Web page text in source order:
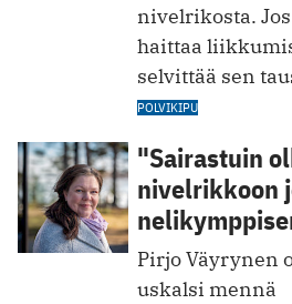
nivelrikosta.
haittaa
selvittää sen
POLVIKIPU
"Sairastuin
nivelrikkoon
Pirjo Väyrynen
uskalsi mennä